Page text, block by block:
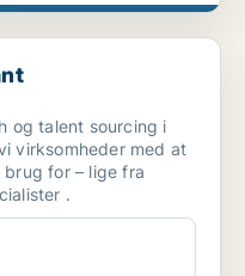
og talent sourcing i
virksomheder med at
for – lige fra
.